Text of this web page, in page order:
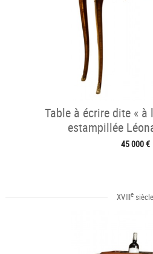
Table à écrire dite « à
estampillée
45 000 €
XVIIIe siècle